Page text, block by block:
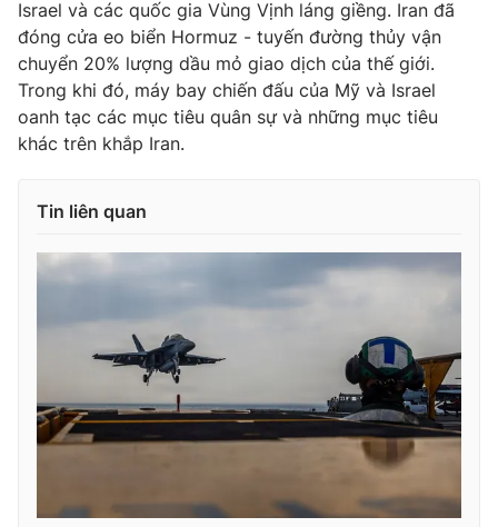
Israel và các quốc gia Vùng Vịnh láng giềng. Iran đã
đóng cửa eo biển Hormuz - tuyến đường thủy vận
chuyển 20% lượng dầu mỏ giao dịch của thế giới.
Trong khi đó, máy bay chiến đấu của Mỹ và Israel
oanh tạc các mục tiêu quân sự và những mục tiêu
khác trên khắp Iran.
Tin liên quan